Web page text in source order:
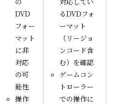
DVD
フォー
マット
に非
対応
の可
能性
操作
るDVDフォ
ーマット
（リージョ
ンコード含
む）を確認
ゲームコン
トローラー
での操作に